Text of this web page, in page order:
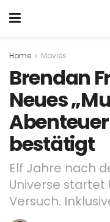
Home Movies
Brendan
Neues
bestätigt
Elf Jahre nach
Universe startet
Versuch.